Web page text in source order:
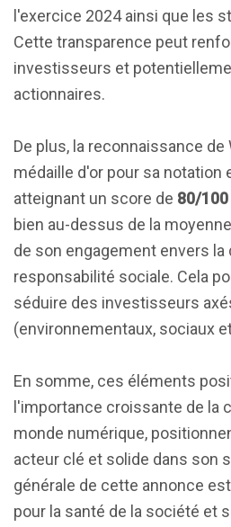
l'exercice 2024 ainsi que les
Cette transparence peut
investisseurs et
actionnaires.
De plus, la reconnaissance de
médaille d'or pour sa notation
atteignant un score de 80/
bien au-dessus de la
de son engagement envers la
responsabilité sociale. Cela
séduire des investisseurs
(environnementaux, sociaux
En somme, ces éléments
l'importance croissante de la
monde numérique,
acteur clé et solide dans son
générale de cette annonce
pour la santé de la société et